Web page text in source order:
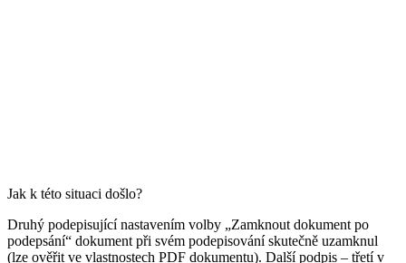
Jak k této situaci došlo?
Druhý podepisující nastavením volby „Zamknout dokument po
podepsání“ dokument při svém podepisování skutečně uzamknul
(lze ověřit ve vlastnostech PDF dokumentu). Další podpis – třetí v